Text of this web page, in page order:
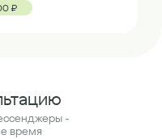
₽
-
время